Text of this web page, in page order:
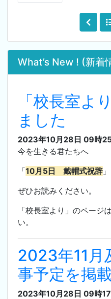
What’s New ! (新着
「校長室よ
ました
2023年10月28日 09時
今を生きる君たちへ
「10月5日 戴帽式祝辞
ぜひお読みください。
「校長室より」のページは
い。
2023年11月
事予定を掲
2023年10月28日 09時